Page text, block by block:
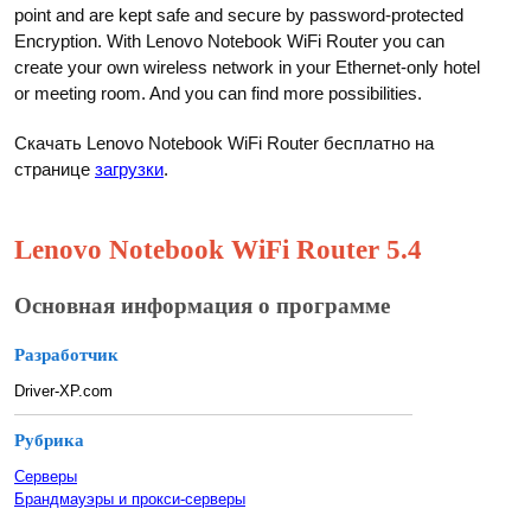
point and are kept safe and secure by password-protected
Encryption. With Lenovo Notebook WiFi Router you can
create your own wireless network in your Ethernet-only hotel
or meeting room. And you can find more possibilities.
Скачать Lenovo Notebook WiFi Router бесплатно на
странице загрузки.
Lenovo Notebook WiFi Router 5.4
Основная информация о программе
Разработчик
Driver-XP.com
Рубрика
Серверы
Брандмауэры и прокси-серверы